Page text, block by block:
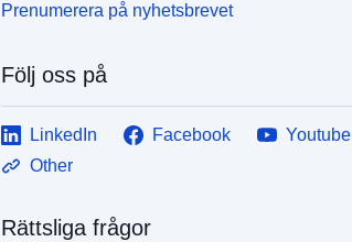
Prenumerera på nyhetsbrevet
Följ oss på
LinkedIn Facebook
Youtube
Other
Rättsliga frågor